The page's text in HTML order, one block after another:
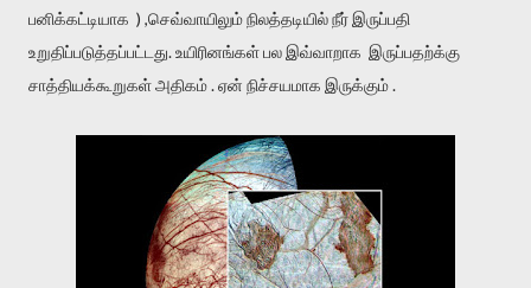
பனிக்கட்டியாக ) ,செவ்வாயிலும் நிலத்தடியில் நீர் இருப்பதி
உறுதிப்படுத்தப்பட்டது. உயிரினங்கள் பல இவ்வாறாக இருப்பதற்க்கு
சாத்தியக்கூறுகள் அதிகம் . ஏன் நிச்சயமாக இருக்கும் .